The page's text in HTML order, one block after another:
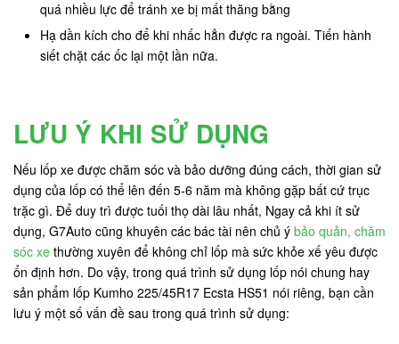
quá nhiều lực để tránh xe bị mất thăng bằng
Hạ dần kích cho để khi nhấc hẳn được ra ngoài. Tiến hành
siết chặt các ốc lại một lần nữa.
LƯU Ý KHI SỬ DỤNG
Nếu lốp xe được chăm sóc và bảo dưỡng đúng cách, thời gian sử
dụng của lốp có thể lên đến 5-6 năm mà không gặp bất cứ trục
trặc gì. Để duy trì được tuối thọ dài lâu nhất, Ngay cả khi ít sử
dụng, G7Auto cũng khuyên các bác tài nên chủ ý bảo quản, chăm
sóc xe thường xuyên để không chỉ lốp mà sức khỏe xế yêu được
ổn định hơn. Do vậy, trong quá trình sử dụng lốp nói chung hay
sản phẩm lốp Kumho 225/45R17 Ecsta HS51 nói riêng, bạn cần
lưu ý một số vấn đề sau trong quá trình sử dụng: